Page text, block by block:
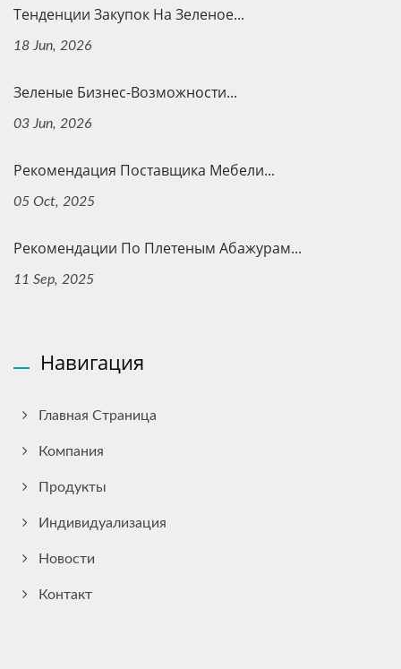
Тенденции Закупок На Зеленое...
18 Jun, 2026
Зеленые Бизнес-Возможности...
03 Jun, 2026
Рекомендация Поставщика Мебели...
05 Oct, 2025
Рекомендации По Плетеным Абажурам...
11 Sep, 2025
Навигация
Главная Страница
Компания
Продукты
Индивидуализация
Новости
Контакт